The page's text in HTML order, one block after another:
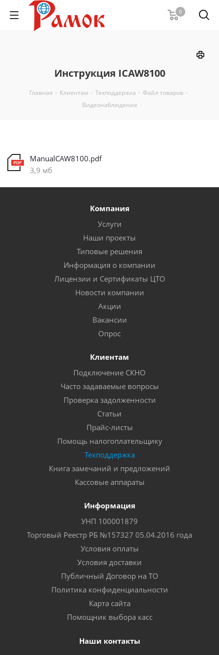
0
Инструкция ICAW8100
Главная - Клиентам - Техподдержка - Файл товаров -
Видеонаблюдение
ManualCAW8100.pdf
3,9 мб
Компания
Услуги
Наши проекты
Типовые решения
Информация о компании
Лицензии и Сертификаты ЦТО
Новости компании
Акции
Вакансии
Опрос
Клиентам
Подключение СКНО
Часто задаваемые вопросы
Проверка задолженности
Статьи
Прайс-листы
Помощь налогоплательщику
Техподдержка
Книга замечаний и предложений
Кассовые аппараты
Информация
УНП 100001879
Торговый Реестр РБ №157327 05.04.2016 года
Условия оплаты
Условия доставки
Публичный Договор на ТО
Политика конфиденциальности
Карта сайта
Помощник выбора касс
Наши контакты